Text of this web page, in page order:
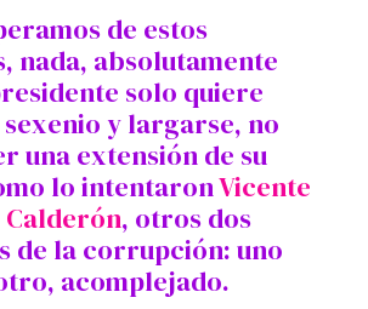
de estos
nada, absolutamente
solo quiere
y largarse, no
una extensión de su
lo intentaronVicente
Calderón, otros dos
de la corrupción: uno
acomplejado.